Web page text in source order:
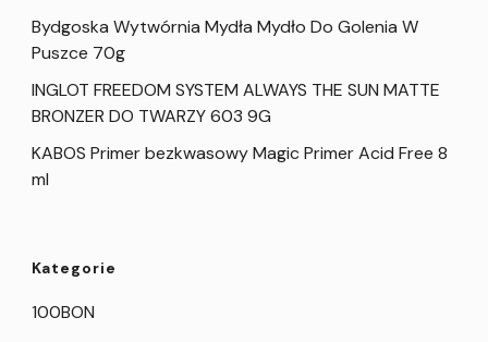
Bydgoska Wytwórnia Mydła Mydło Do Golenia W
Puszce 70g
INGLOT FREEDOM SYSTEM ALWAYS THE SUN MATTE
BRONZER DO TWARZY 603 9G
KABOS Primer bezkwasowy Magic Primer Acid Free 8
ml
Kategorie
100BON